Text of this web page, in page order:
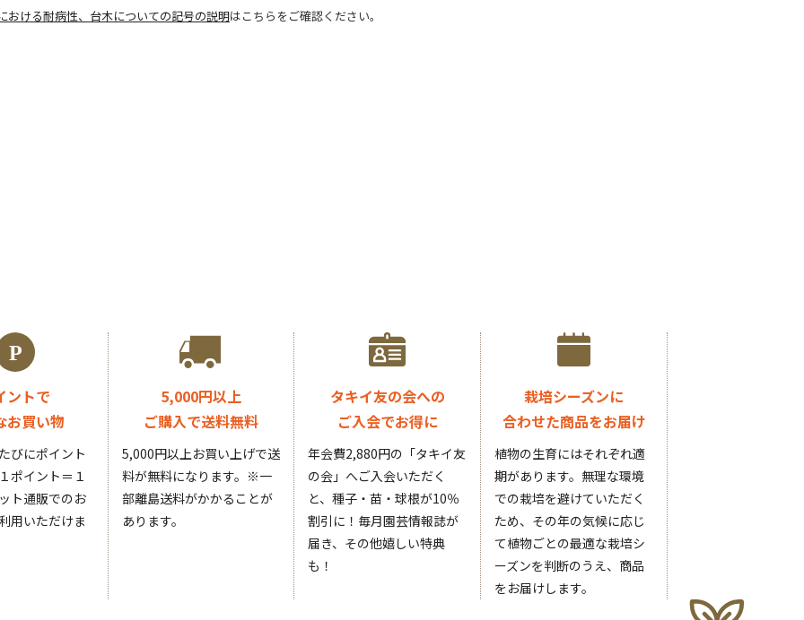
おける耐病性、台木についての記号の説明はこちらをご確認ください。
ントで
お買い物
びにポイント
ポイント＝１
ト通販でのお
用いただけま
5,000円以上
ご購入で送料無料
5,000円以上お買い上げで送
料が無料になります。 ※一
部離島送料がかかることが
あります。
タキイ友の会への
ご入会でお得に
年会費2,880円の「タキイ友
の会」へご入会いただく
と、種子・苗・球根が10％
割引に！毎月園芸情報誌が
届き、その他嬉しい特典
も！
栽培シーズンに
合わせた商品をお届け
植物の生育にはそれぞれ適
期があります。無理な環境
での栽培を避けていただく
ため、その年の気候に応じ
て植物ごとの最適な栽培シ
ーズンを判断のうえ、商品
をお届けします。